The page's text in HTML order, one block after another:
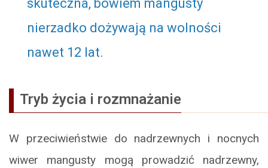
skuteczna, bowiem mangusty
nierzadko dożywają na wolności
nawet 12 lat.
Tryb życia i rozmnażanie
W przeciwieństwie do nadrzewnych i nocnych
wiwer mangusty mogą prowadzić nadrzewny,